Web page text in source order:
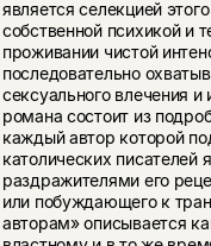
является селекцией
собственной психикой и
проживании чистой
последовательно
сексуального влечения
романа состоит из
каждый автор которой
католических
раздражителями его
или побуждающего к
авторам» описывается